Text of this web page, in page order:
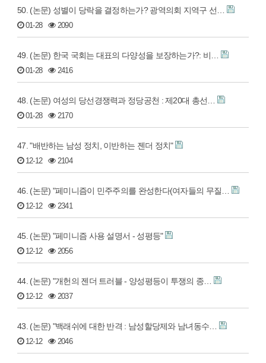
50. (논문) 성별이 당락을 결정하는가? 광역의회 지역구 선…
01-28 2090
49. (논문) 한국 국회는 대표의 다양성을 보장하는가?: 비…
01-28 2416
48. (논문) 여성의 당선경쟁력과 정당공천 : 제20대 총선…
01-28 2170
47. "배반하는 남성 정치, 이반하는 젠더 정치"
12-12 2104
46. (논문) "페미니즘이 민주주의를 완성한다(여자들의 무질…
12-12 2341
45. (논문) "페미니즘 사용 설명서 - 성평등"
12-12 2056
44. (논문) "개헌의 젠더 트러블 - 양성평등이 투쟁의 종…
12-12 2037
43. (논문) "백래쉬에 대한 반격 : 남성할당제와 남녀동수…
12-12 2046